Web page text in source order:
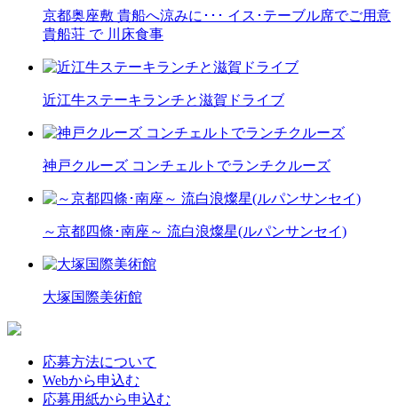
京都奥座敷 貴船へ涼みに･･･ イス･テーブル席でご用意
貴船荘 で 川床食事
近江牛ステーキランチと滋賀ドライブ
神戸クルーズ コンチェルトでランチクルーズ
～京都四條･南座～ 流白浪燦星(ルパンサンセイ)
大塚国際美術館
応募方法について
Webから申込む
応募用紙から申込む